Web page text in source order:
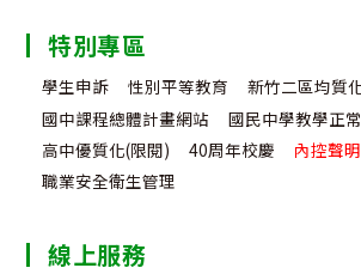
特別專區
學生申訴 性別平等教育 新竹二區均質
國中課程總體計畫網站
國民中學教學正
高中優質化(限閱)
40周年校慶 內控聲
職業安全衛生管理
線上服務